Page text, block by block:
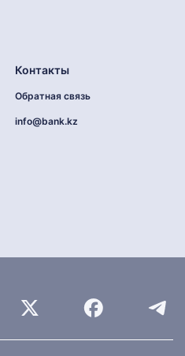
Контакты
Обратная связь
info@bank.kz